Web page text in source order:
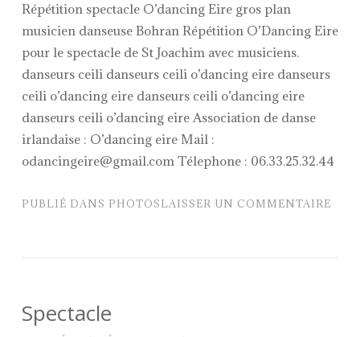
Répétition spectacle O’dancing Eire gros plan
musicien danseuse Bohran Répétition O’Dancing Eire
pour le spectacle de St Joachim avec musiciens.
danseurs ceili danseurs ceili o’dancing eire danseurs
ceili o’dancing eire danseurs ceili o’dancing eire
danseurs ceili o’dancing eire Association de danse
irlandaise : O’dancing eire Mail :
odancingeire@gmail.com Télephone : 06.33.25.32.44
PUBLIÉ DANS PHOTOSLAISSER UN COMMENTAIRE
Spectacle